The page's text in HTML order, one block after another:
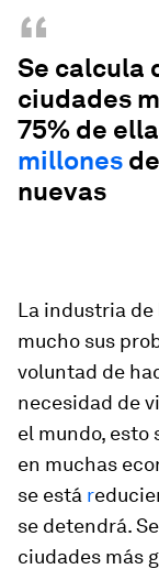
“
Se calcula
ciudades
75% de
millones
nuevas
La industria
mucho sus
voluntad de
necesidad de
el mundo, esto
en muchas
se está r
se detendrá.
ciudades más